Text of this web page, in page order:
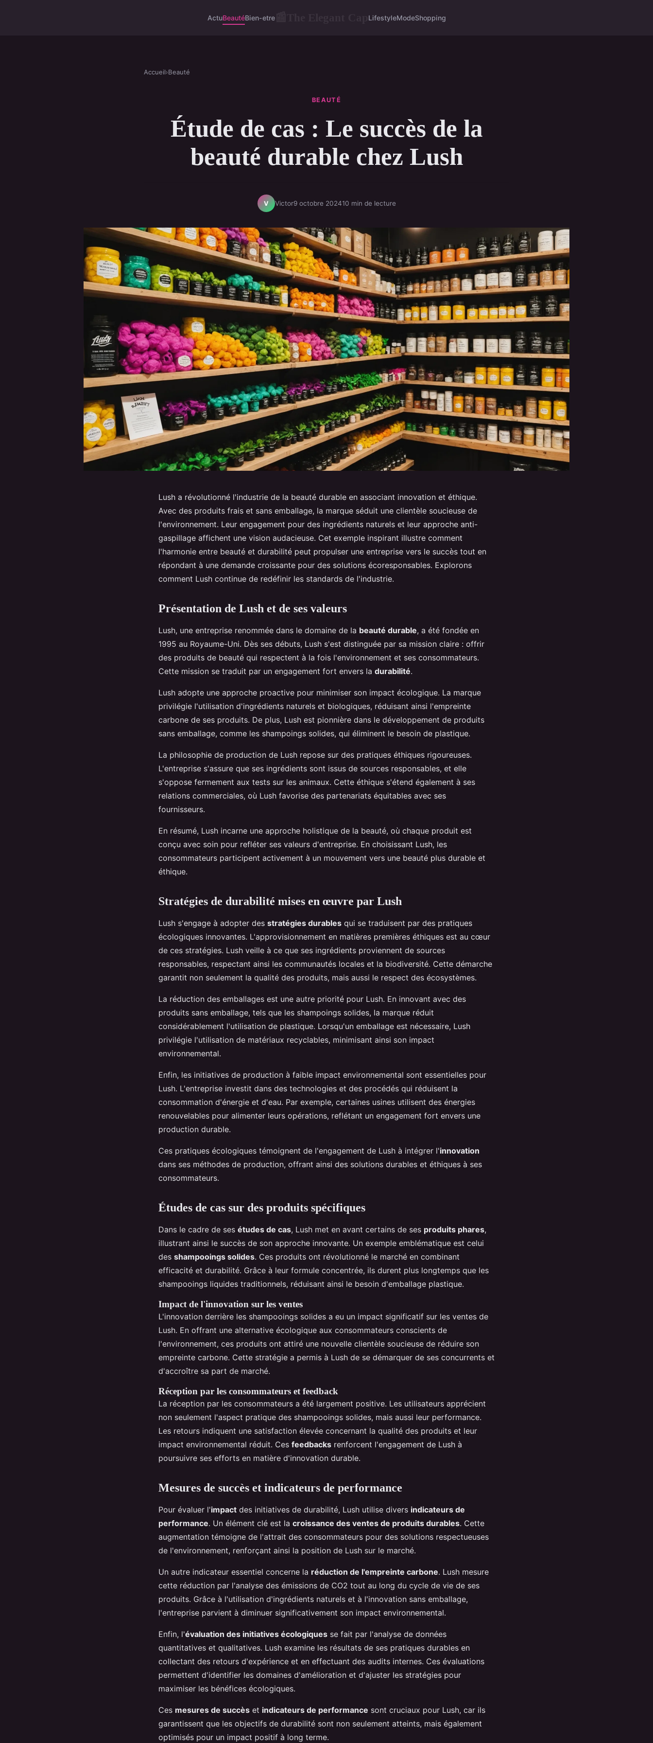
ActuBeautéBien-etre📰 LifestyleModeShopping
Accueil›Beauté
BEAUTÉ
Étude de cas : Le succès de la
beauté durable chez Lush
V Victor9 octobre 202410 min de lecture
Lush a révolutionné l'industrie de la beauté durable en associant innovation et éthique.
Avec des produits frais et sans emballage, la marque séduit une clientèle soucieuse de
l'environnement. Leur engagement pour des ingrédients naturels et leur approche anti-
gaspillage affichent une vision audacieuse. Cet exemple inspirant illustre comment
l'harmonie entre beauté et durabilité peut propulser une entreprise vers le succès tout en
répondant à une demande croissante pour des solutions écoresponsables. Explorons
comment Lush continue de redéfinir les standards de l'industrie.
Présentation de Lush et de ses valeurs
Lush, une entreprise renommée dans le domaine de la beauté durable, a été fondée en
1995 au Royaume-Uni. Dès ses débuts, Lush s'est distinguée par sa mission claire : offrir
des produits de beauté qui respectent à la fois l'environnement et ses consommateurs.
Cette mission se traduit par un engagement fort envers la durabilité.
Lush adopte une approche proactive pour minimiser son impact écologique. La marque
privilégie l'utilisation d'ingrédients naturels et biologiques, réduisant ainsi l'empreinte
carbone de ses produits. De plus, Lush est pionnière dans le développement de produits
sans emballage, comme les shampoings solides, qui éliminent le besoin de plastique.
La philosophie de production de Lush repose sur des pratiques éthiques rigoureuses.
L'entreprise s'assure que ses ingrédients sont issus de sources responsables, et elle
s'oppose fermement aux tests sur les animaux. Cette éthique s'étend également à ses
relations commerciales, où Lush favorise des partenariats équitables avec ses
fournisseurs.
En résumé, Lush incarne une approche holistique de la beauté, où chaque produit est
conçu avec soin pour refléter ses valeurs d'entreprise. En choisissant Lush, les
consommateurs participent activement à un mouvement vers une beauté plus durable et
éthique.
Stratégies de durabilité mises en œuvre par Lush
Lush s'engage à adopter des stratégies durables qui se traduisent par des pratiques
écologiques innovantes. L'approvisionnement en matières premières éthiques est au cœur
de ces stratégies. Lush veille à ce que ses ingrédients proviennent de sources
responsables, respectant ainsi les communautés locales et la biodiversité. Cette démarche
garantit non seulement la qualité des produits, mais aussi le respect des écosystèmes.
La réduction des emballages est une autre priorité pour Lush. En innovant avec des
produits sans emballage, tels que les shampoings solides, la marque réduit
considérablement l'utilisation de plastique. Lorsqu'un emballage est nécessaire, Lush
privilégie l'utilisation de matériaux recyclables, minimisant ainsi son impact
environnemental.
Enfin, les initiatives de production à faible impact environnemental sont essentielles pour
Lush. L'entreprise investit dans des technologies et des procédés qui réduisent la
consommation d'énergie et d'eau. Par exemple, certaines usines utilisent des énergies
renouvelables pour alimenter leurs opérations, reflétant un engagement fort envers une
production durable.
Ces pratiques écologiques témoignent de l'engagement de Lush à intégrer l'innovation
dans ses méthodes de production, offrant ainsi des solutions durables et éthiques à ses
consommateurs.
Études de cas sur des produits spécifiques
Dans le cadre de ses études de cas, Lush met en avant certains de ses produits phares,
illustrant ainsi le succès de son approche innovante. Un exemple emblématique est celui
des shampooings solides. Ces produits ont révolutionné le marché en combinant
efficacité et durabilité. Grâce à leur formule concentrée, ils durent plus longtemps que les
shampooings liquides traditionnels, réduisant ainsi le besoin d'emballage plastique.
Impact de l'innovation sur les ventes
L'innovation derrière les shampooings solides a eu un impact significatif sur les ventes de
Lush. En offrant une alternative écologique aux consommateurs conscients de
l'environnement, ces produits ont attiré une nouvelle clientèle soucieuse de réduire son
empreinte carbone. Cette stratégie a permis à Lush de se démarquer de ses concurrents et
d'accroître sa part de marché.
Réception par les consommateurs et feedback
La réception par les consommateurs a été largement positive. Les utilisateurs apprécient
non seulement l'aspect pratique des shampooings solides, mais aussi leur performance.
Les retours indiquent une satisfaction élevée concernant la qualité des produits et leur
impact environnemental réduit. Ces feedbacks renforcent l'engagement de Lush à
poursuivre ses efforts en matière d'innovation durable.
Mesures de succès et indicateurs de performance
Pour évaluer l'impact des initiatives de durabilité, Lush utilise divers indicateurs de
performance. Un élément clé est la croissance des ventes de produits durables. Cette
augmentation témoigne de l'attrait des consommateurs pour des solutions respectueuses
de l'environnement, renforçant ainsi la position de Lush sur le marché.
Un autre indicateur essentiel concerne la réduction de l'empreinte carbone. Lush mesure
cette réduction par l'analyse des émissions de CO2 tout au long du cycle de vie de ses
produits. Grâce à l'utilisation d'ingrédients naturels et à l'innovation sans emballage,
l'entreprise parvient à diminuer significativement son impact environnemental.
Enfin, l'évaluation des initiatives écologiques se fait par l'analyse de données
quantitatives et qualitatives. Lush examine les résultats de ses pratiques durables en
collectant des retours d'expérience et en effectuant des audits internes. Ces évaluations
permettent d'identifier les domaines d'amélioration et d'ajuster les stratégies pour
maximiser les bénéfices écologiques.
Ces mesures de succès et indicateurs de performance sont cruciaux pour Lush, car ils
garantissent que les objectifs de durabilité sont non seulement atteints, mais également
optimisés pour un impact positif à long terme.